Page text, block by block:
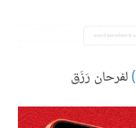
)لفرحان رَزَق